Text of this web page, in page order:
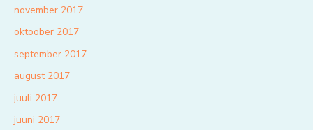
november 2017
oktoober 2017
september 2017
august 2017
juuli 2017
juuni 2017